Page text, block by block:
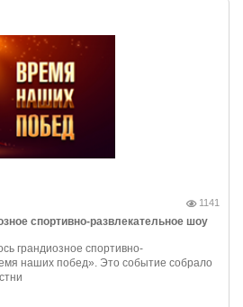
1141
спортивно-развлекательное шоу
грандиозное спортивно-
наших побед». Это событие собрало